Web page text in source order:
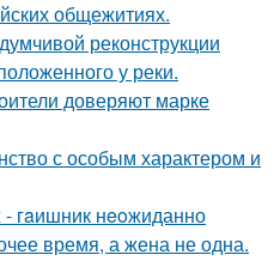
общежитиях.
реконструкции
у реки.
доверяют марке
с особым характером и
гaишник нeoжиданно
время, а жена не одна.